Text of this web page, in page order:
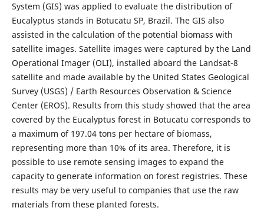
System (GIS) was applied to evaluate the distribution of
Eucalyptus stands in Botucatu SP, Brazil. The GIS also
assisted in the calculation of the potential biomass with
satellite images. Satellite images were captured by the Land
Operational Imager (OLI), installed aboard the Landsat-8
satellite and made available by the United States Geological
Survey (USGS) / Earth Resources Observation & Science
Center (EROS). Results from this study showed that the area
covered by the Eucalyptus forest in Botucatu corresponds to
a maximum of 197.04 tons per hectare of biomass,
representing more than 10% of its area. Therefore, it is
possible to use remote sensing images to expand the
capacity to generate information on forest registries. These
results may be very useful to companies that use the raw
materials from these planted forests.